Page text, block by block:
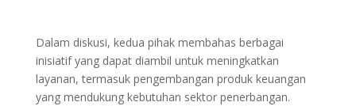
Dalam diskusi, kedua pihak membahas berbagai
inisiatif yang dapat diambil untuk meningkatkan
layanan, termasuk pengembangan produk keuangan
yang mendukung kebutuhan sektor penerbangan.